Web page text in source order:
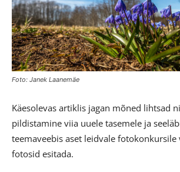
Foto: Janek Laanemäe
Käesolevas artiklis jagan mõned lihtsad
pildistamine viia uuele tasemele ja
teemaveebis aset leidvale fotokonkursile
fotosid esitada.